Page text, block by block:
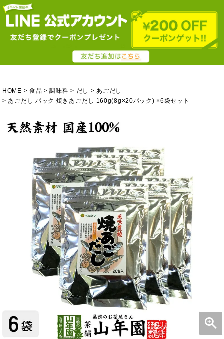
HOME 食品 調味料 だし
あごだし
あごだし パック 焼きあごだし 160g(8g×20パック) ×6袋セット